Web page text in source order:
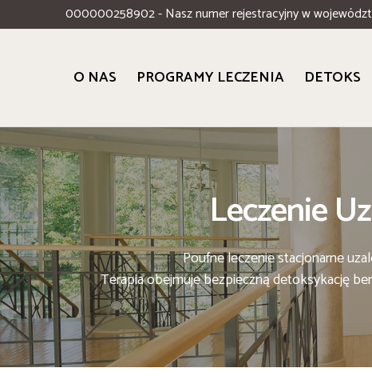
000000258902 - Nasz numer rejestracyjny w
O NAS PROGRAMY LECZENIA DETOKS
Leczenie
Poufne leczenie stacjonarne
Terapia obejmuje bezpieczną detoksykację